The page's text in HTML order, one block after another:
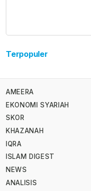
Terpopuler
AMEERA
EKONOMI SYARIAH
SKOR
KHAZANAH
IQRA
ISLAM DIGEST
NEWS
ANALISIS